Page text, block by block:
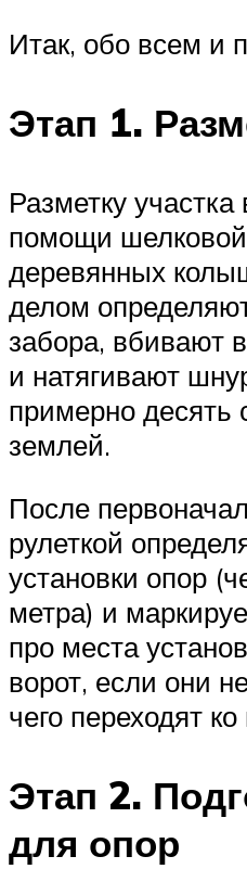
Итак, обо всем и
Этап 1.
Разметку
помощи шелковой
деревянных
делом
забора, вбивают
и натягивают
примерно десять
землей.
После
рулеткой
установки опор
метра) и
про места
ворот, если они
чего переходят
Этап 2.
для опор